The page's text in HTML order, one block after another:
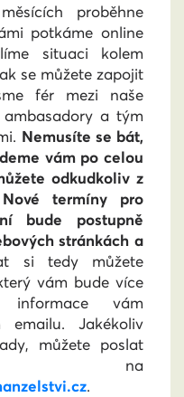
proběhne
potkáme online
situaci kolem
se můžete zapojit
fér mezi naše
a tým
Nemusíte se bát,
vám po celou
odkudkoliv z
termíny pro
bude postupně
stránkách a
si tedy můžete
vám bude více
informace vám
emailu. Jakékoliv
můžete poslat
na
.